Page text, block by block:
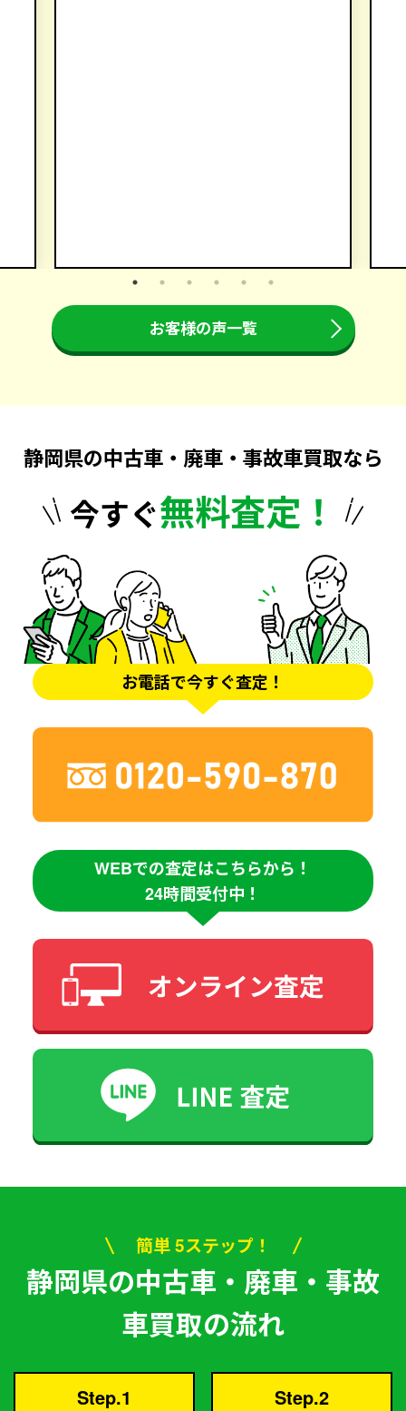
お客様の声一覧
静岡県の中古車・廃車・事故車買取なら
今すぐ無料査定！
お電話で今すぐ査定！
WEBでの査定はこちらから！
24時間受付中！
簡単 5ステップ！
静岡県の中古車・廃車・事故
車買取の流れ
Step.1 Step.2